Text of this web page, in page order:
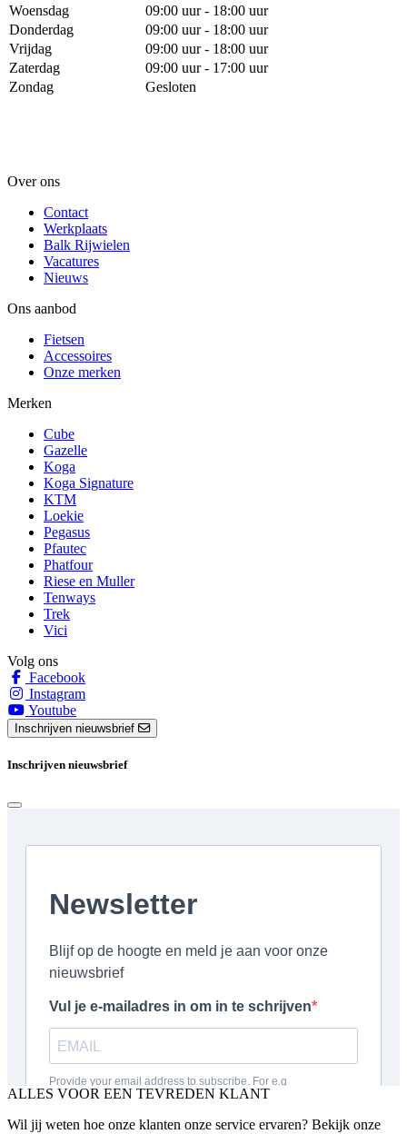
Woensdag
09:00 uur - 18:00 uur
Donderdag
09:00 uur - 18:00 uur
Vrijdag
09:00 uur - 18:00 uur
Zaterdag
09:00 uur - 17:00 uur
Zondag
Gesloten
Over ons
Contact
Werkplaats
Balk Rijwielen
Vacatures
Nieuws
Ons aanbod
Fietsen
Accessoires
Onze merken
Merken
Cube
Gazelle
Koga
Koga Signature
KTM
Loekie
Pegasus
Pfautec
Phatfour
Riese en Muller
Tenways
Trek
Vici
Volg ons
Facebook
Instagram
Youtube
Inschrijven nieuwsbrief
Inschrijven nieuwsbrief
ALLES VOOR EEN TEVREDEN KLANT
Wil jij weten hoe onze klanten onze service ervaren? Bekijk onze